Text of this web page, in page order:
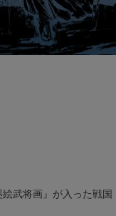
武将画』が入った戦国